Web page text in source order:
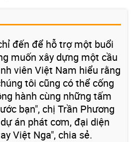
đến để hỗ trợ một buổi
muốn xây dựng một cầu
viên Việt Nam hiểu rằng
tôi cũng có thể cống
hành cùng những tấm
bạn", chị Trần Phương
án phát cơm, đại diện
Việt Nga", chia sẻ.